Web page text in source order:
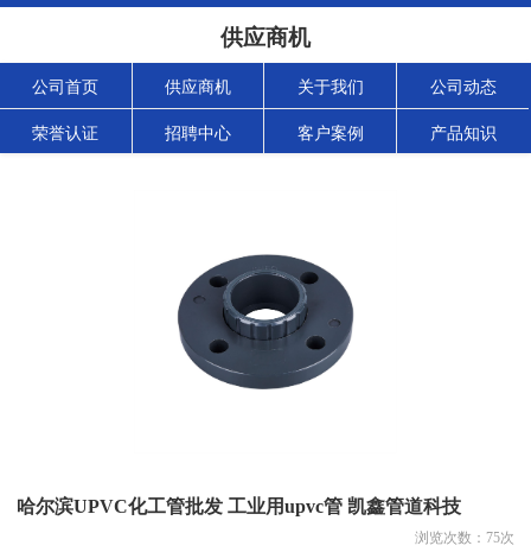
供应商机
公司首页 供应商机 关于我们 公司动态
荣誉认证 招聘中心 客户案例 产品知识
哈尔滨UPVC化工管批发 工业用upvc管 凯鑫管道科技
浏览次数： 75次